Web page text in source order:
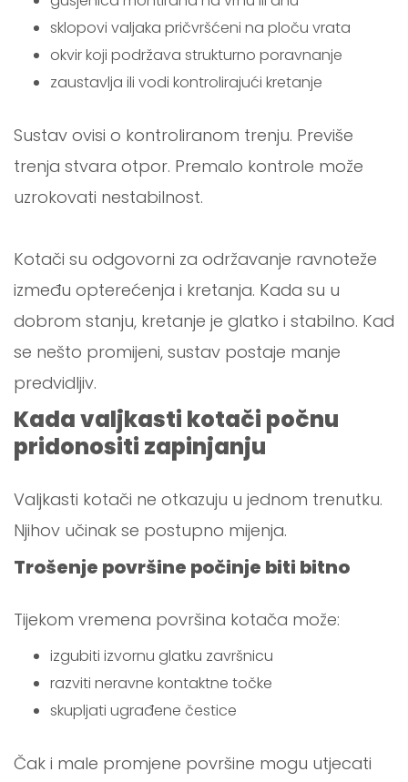
sklopovi valjaka pričvršćeni na ploču vrata
okvir koji podržava strukturno poravnanje
zaustavlja ili vodi kontrolirajući kretanje
Sustav ovisi o kontroliranom trenju. Previše
trenja stvara otpor. Premalo kontrole može
uzrokovati nestabilnost.
Kotači su odgovorni za održavanje ravnoteže
između opterećenja i kretanja. Kada su u
dobrom stanju, kretanje je glatko i stabilno. Kad
se nešto promijeni, sustav postaje manje
predvidljiv.
Kada valjkasti kotači počnu
pridonositi zapinjanju
Valjkasti kotači ne otkazuju u jednom trenutku.
Njihov učinak se postupno mijenja.
Trošenje površine počinje biti bitno
Tijekom vremena površina kotača može:
izgubiti izvornu glatku završnicu
razviti neravne kontaktne točke
skupljati ugrađene čestice
Čak i male promjene površine mogu utjecati